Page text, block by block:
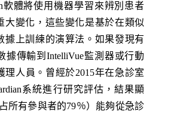
軟體將使用機器學習來辨別患者
大變化，這些變化是基於在類似
據上訓練的演算法。如果發現有
據傳輸到IntelliVue監測器或行動
理人員。曾經於2015年在急診室
系統進行研究評估，結果顯
所有參與者的79％）能夠從急診